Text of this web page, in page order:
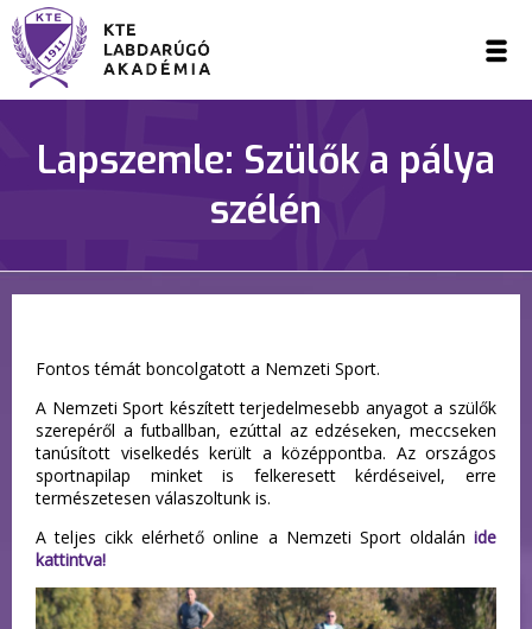
Lapszemle: Szülők a pálya
szélén
Fontos témát boncolgatott a Nemzeti Sport.
A Nemzeti Sport készített terjedelmesebb anyagot a szülők
szerepéről a futballban, ezúttal az edzéseken, meccseken
tanúsított viselkedés került a középpontba. Az országos
sportnapilap minket is felkeresett kérdéseivel, erre
természetesen válaszoltunk is.
A teljes cikk elérhető online a Nemzeti Sport oldalán ide
kattintva!